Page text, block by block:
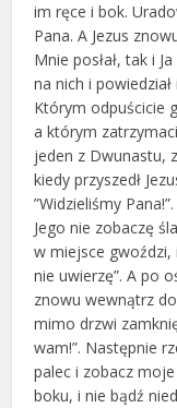
im ręce i bok.
Pana. A Jezus
Mnie posłał, tak i
na nich i
Którym odpuścicie
a którym
jeden z Dwunastu,
kiedy przyszedł
”Widzieliśmy
Jego nie zobaczę
w miejsce gwoździ,
nie uwierzę”. A po
znowu wewnątrz
mimo drzwi
wam!”. Następnie
palec i zobacz
boku, i nie bądź